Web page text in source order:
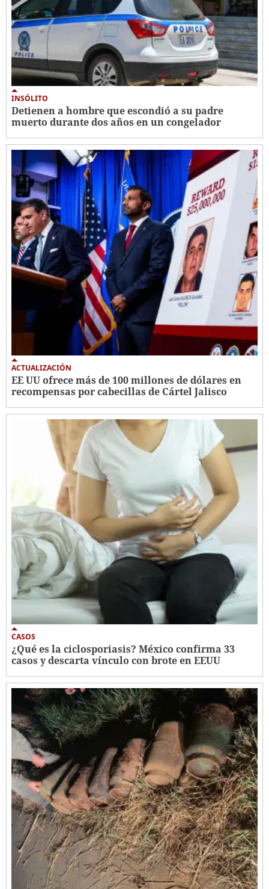
INSÓLITO
Detienen a hombre que escondió a su padre
muerto durante dos años en un congelador
ACTUALIZACIÓN
EE UU ofrece más de 100 millones de dólares en
recompensas por cabecillas de Cártel Jalisco
CASOS
¿Qué es la ciclosporiasis? México confirma 33
casos y descarta vínculo con brote en EEUU